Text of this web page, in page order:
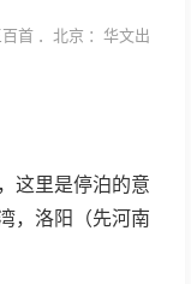
首 ．北京 ：华文出
这里是停泊的意
，洛阳（先河南